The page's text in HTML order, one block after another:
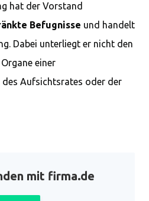
hat der Vorstand
Befugnisse und handelt
Dabei unterliegt er nicht den
einer
Aufsichtsrates oder der
mit firma.de